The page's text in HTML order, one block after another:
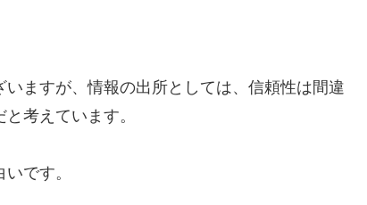
ますが、情報の出所としては、信頼性は間違
考えています。
です。